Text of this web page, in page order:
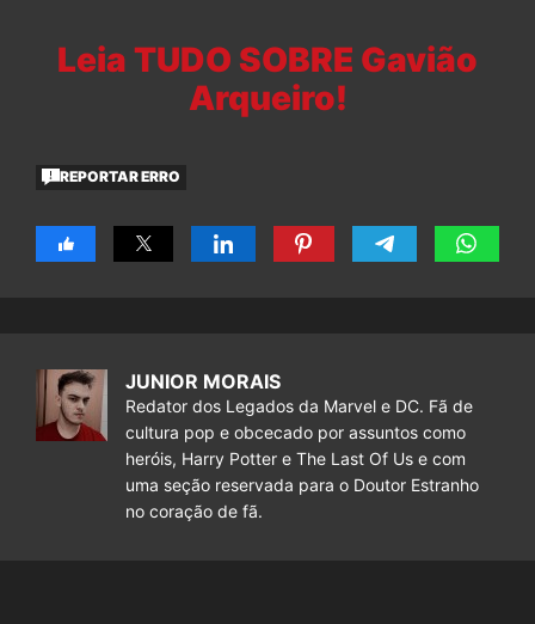
Leia TUDO SOBRE Gavião
Arqueiro!
REPORTAR ERRO
JUNIOR MORAIS
Redator dos Legados da Marvel e DC. Fã de
cultura pop e obcecado por assuntos como
heróis, Harry Potter e The Last Of Us e com
uma seção reservada para o Doutor Estranho
no coração de fã.